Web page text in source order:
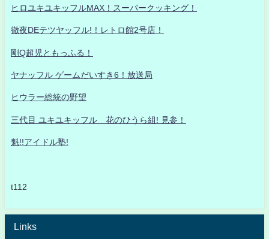
ヒロユキユキッフルMAX！スーパークッキング！
徹夜DEテツヤッフル!！レトロ館2号店！
剛Q超児ともっふる！
ヤナッフル ゲームだいすき6！放送局
ヒウラー総統の野望
三代目 ユキユキッフル 花のひうら組! 見参！
魁!!アイドル塾!
t112
Links